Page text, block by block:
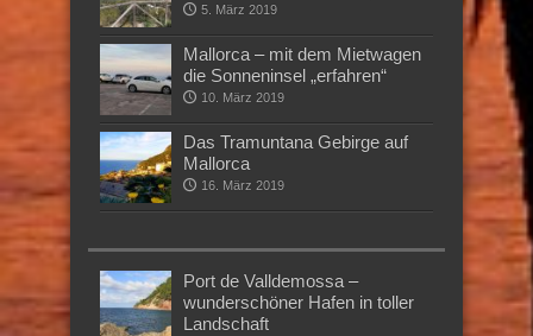
5. März 2019
Mallorca – mit dem Mietwagen
die Sonneninsel „erfahren“
10. März 2019
Das Tramuntana Gebirge auf
Mallorca
16. März 2019
Port de Valldemossa –
wunderschöner Hafen in toller
Landschaft